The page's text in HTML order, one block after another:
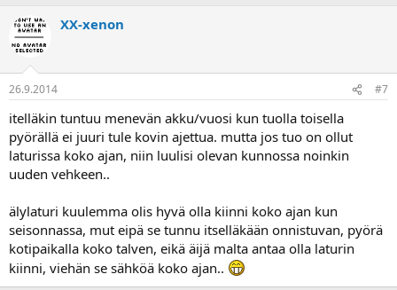
XX-xenon
26.9.2014 #7
itelläkin tuntuu menevän akku/vuosi kun tuolla toisella
pyörällä ei juuri tule kovin ajettua. mutta jos tuo on ollut
laturissa koko ajan, niin luulisi olevan kunnossa noinkin
uuden vehkeen..
älylaturi kuulemma olis hyvä olla kiinni koko ajan kun
seisonnassa, mut eipä se tunnu itselläkään onnistuvan, pyörä
kotipaikalla koko talven, eikä äijä malta antaa olla laturin
kiinni, viehän se sähköä koko ajan..